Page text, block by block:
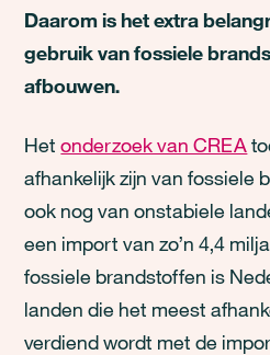
Daarom is het extra
gebruik van fossiele
afbouwen.
Hetonderzoek van CREA
afhankelijk zijn van fossiele
ook nog van onstabiele
een import van zo’n 4,4
fossiele brandstoffen is
landen die het meest
verdiend wordt met de